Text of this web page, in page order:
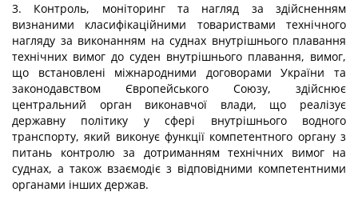
3. Контроль, моніторинг та нагляд за здійсненням
визнаними класифікаційними товариствами технічного
нагляду за виконанням на суднах внутрішнього плавання
технічних вимог до суден внутрішнього плавання, вимог,
що встановлені міжнародними договорами України та
законодавством Європейського Союзу, здійснює
центральний орган виконавчої влади, що реалізує
державну політику у сфері внутрішнього водного
транспорту, який виконує функції компетентного органу з
питань контролю за дотриманням технічних вимог на
суднах, а також взаємодіє з відповідними компетентними
органами інших держав.